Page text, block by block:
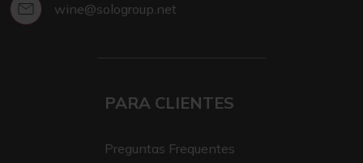
wine@sologroup.net
PARA CLIENTES
Preguntas Frequentes